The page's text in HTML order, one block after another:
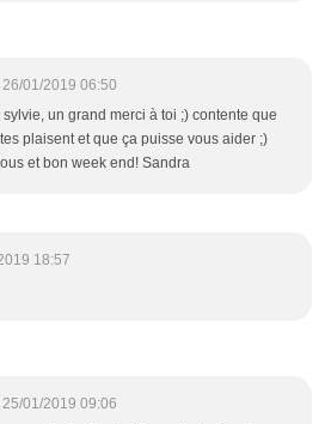
26/01/2019 06:50
un grand merci à toi ;) contente que
plaisent et que ça puisse vous aider ;)
et bon week end! Sandra
18:57
25/01/2019 09:06